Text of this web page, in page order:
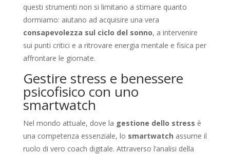
questi strumenti non si limitano a stimare quanto
dormiamo: aiutano ad acquisire una vera
consapevolezza sul ciclo del sonno, a intervenire
sui punti critici e a ritrovare energia mentale e fisica per
affrontare le giornate.
Gestire stress e benessere
psicofisico con uno
smartwatch
Nel mondo attuale, dove la gestione dello stress è
una competenza essenziale, lo smartwatch assume il
ruolo di vero coach digitale. Attraverso l’analisi della